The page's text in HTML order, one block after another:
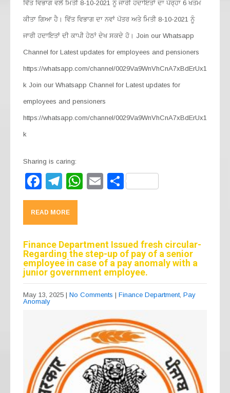
ਵਿੱਤ ਵਿਭਾਗ ਵਲੋਂ ਮਿਤੀ 8-10-2021 ਨੂੰ ਜਾਰੀ ਹਦਾਇਤਾਂ ਦਾ ਪੈਰ੍ਹਾ 6 ਖਤਮ
ਕੀਤਾ ਗਿਆ ਹੈ। ਵਿੱਤ ਵਿਭਾਗ ਦਾ ਨਵਾਂ ਪੱਤਰ ਅਤੇ ਮਿਤੀ 8-10-2021 ਨੂੰ
ਜਾਰੀ ਹਦਾਇਤਾਂ ਦੀ ਕਾਪੀ ਹੇਠਾਂ ਦੇਖ ਸਕਦੇ ਹੋ। Join our Whatsapp
Channel for Latest updates for employees and pensioners
https://whatsapp.com/channel/0029Va9WnVhCnA7xBdErUx1
k Join our Whatsapp Channel for Latest updates for
employees and pensioners
https://whatsapp.com/channel/0029Va9WnVhCnA7xBdErUx1
k
Sharing is caring:
F
a
c
e
b
o
o
k
T
el
e
gr
a
m
W
A
p
p
E S
READ MORE
Finance Department Issued fresh circular-
Regarding the step-up of pay of a senior
employee in case of a pay anomaly with a
junior government employee.
May 13, 2025 | No Comments | Finance Department, Pay
Anomaly